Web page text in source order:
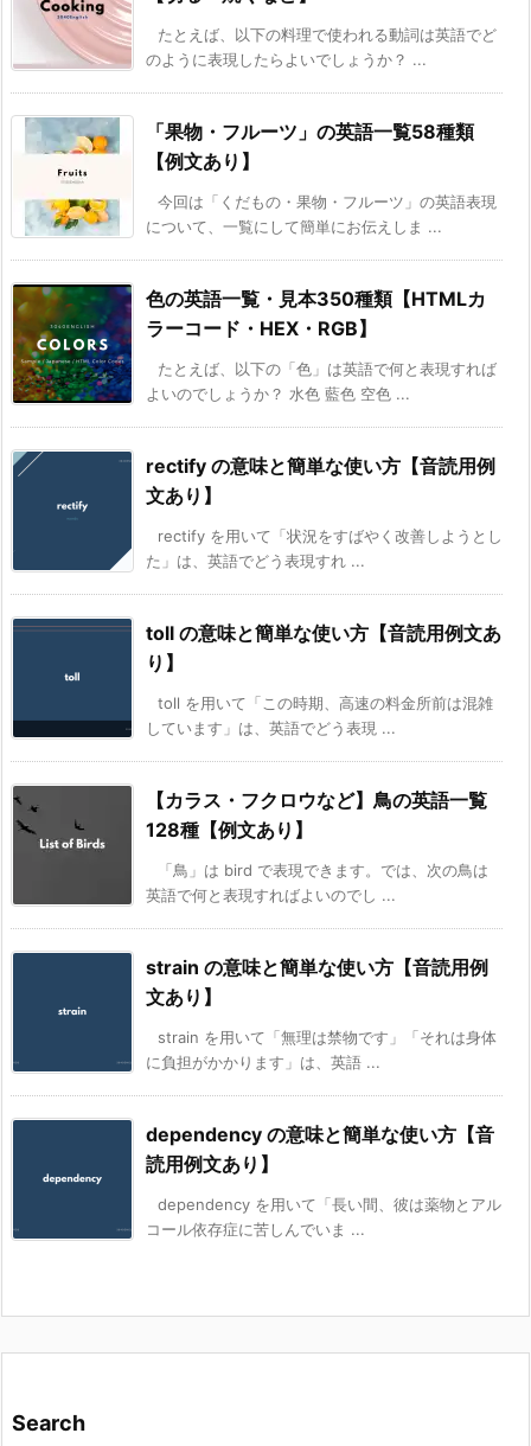
たとえば、以下の料理で使われる動詞は英語でど
のように表現したらよいでしょうか？ ...
「果物・フルーツ」の英語一覧58種類
【例文あり】
今回は「くだもの・果物・フルーツ」の英語表現
について、一覧にして簡単にお伝えしま ...
色の英語一覧・見本350種類【HTMLカ
ラーコード・HEX・RGB】
たとえば、以下の「色」は英語で何と表現すれば
よいのでしょうか？ 水色 藍色 空色 ...
rectify の意味と簡単な使い方【音読用例
文あり】
rectify を用いて「状況をすばやく改善しようとし
た」は、英語でどう表現すれ ...
toll の意味と簡単な使い方【音読用例文あ
り】
toll を用いて「この時期、高速の料金所前は混雑
しています」は、英語でどう表現 ...
【カラス・フクロウなど】鳥の英語一覧
128種【例文あり】
「鳥」は bird で表現できます。では、次の鳥は
英語で何と表現すればよいのでし ...
strain の意味と簡単な使い方【音読用例
文あり】
strain を用いて「無理は禁物です」「それは身体
に負担がかかります」は、英語 ...
dependency の意味と簡単な使い方【音
読用例文あり】
dependency を用いて「長い間、彼は薬物とアル
コール依存症に苦しんでいま ...
Search